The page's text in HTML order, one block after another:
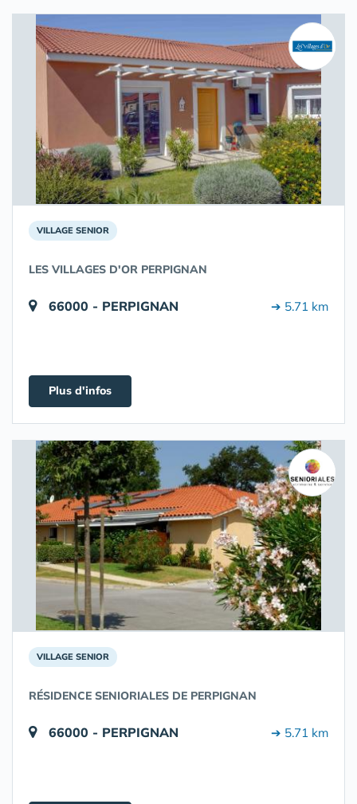
VILLAGE SENIOR
LES VILLAGES D'OR PERPIGNAN
66000 - PERPIGNAN ➔ 5.71 km
Plus d'infos
VILLAGE SENIOR
RÉSIDENCE SENIORIALES DE PERPIGNAN
66000 - PERPIGNAN ➔ 5.71 km